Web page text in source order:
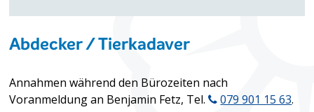
Abdecker / Tierkadaver
Annahmen während den Bürozeiten nach
Voranmeldung an Benjamin Fetz, Tel.
079 901 15 63.